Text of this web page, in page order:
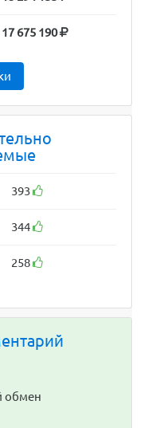
17 675 190
393
344
258
обмен